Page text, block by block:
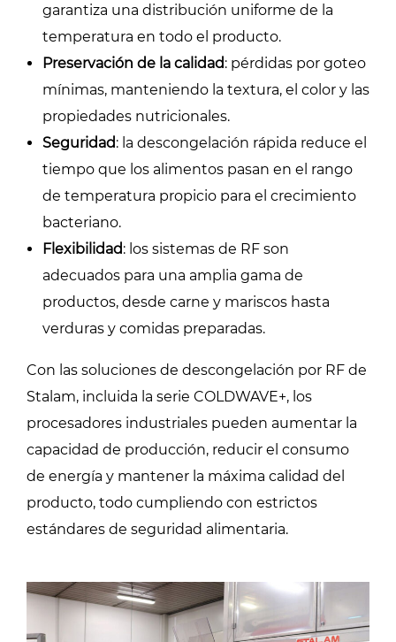
garantiza una distribución uniforme de la
temperatura en todo el producto.
Preservación de la calidad: pérdidas por goteo
mínimas, manteniendo la textura, el color y las
propiedades nutricionales.
Seguridad: la descongelación rápida reduce el
tiempo que los alimentos pasan en el rango
de temperatura propicio para el crecimiento
bacteriano.
Flexibilidad: los sistemas de RF son
adecuados para una amplia gama de
productos, desde carne y mariscos hasta
verduras y comidas preparadas.
Con las soluciones de descongelación por RF de
Stalam, incluida la serie COLDWAVE+, los
procesadores industriales pueden aumentar la
capacidad de producción, reducir el consumo
de energía y mantener la máxima calidad del
producto, todo cumpliendo con estrictos
estándares de seguridad alimentaria.